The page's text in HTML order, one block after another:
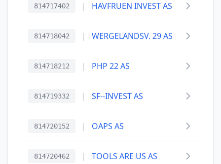
814717402 | HAVFRUEN INVEST AS
814718042 | WERGELANDSV. 29 AS
814718212 | PHP 22 AS
814719332 | SF--INVEST AS
814720152 | OAPS AS
814720462 | TOOLS ARE US AS